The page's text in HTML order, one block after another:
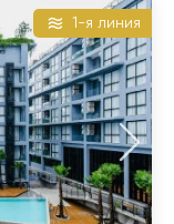
1-я линия